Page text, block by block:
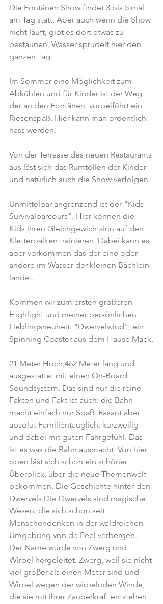
Die Fontänen Show findet 3 bis 5 mal
am Tag statt. Aber auch wenn die Show
nicht läuft, gibt es dort etwas zu
bestaunen, Wasser sprudelt hier den
ganzen Tag.
Im Sommer eine Möglichkeit zum
Abkühlen und für Kinder ist der Weg
der an den Fontänen  vorbeiführt ein
Riesenspaß. Hier kann man ordentlich
nass werden.
Von der Terrasse des neuen Restaurants
aus läst sich das Rumtollen der Kinder
und natürlich auch die Show verfolgen.
Unmittelbar angrenzend ist der "Kids-
Survivalparcours". Hier können die
Kids ihren Gleichgewichtsinn auf den
Kletterbalken trainieren. Dabei kann es
aber vorkommen das der eine oder
andere im Wasser der kleinen Bächlein
landet.
Kommen wir zum ersten größeren
Highlight und meiner persönlichen
Lieblingsneuheit: "Dwervelwind", ein
Spinning Coaster aus dem Hause Mack.
21 Meter Hoch,462 Meter lang und
ausgestattet mit einen On-Board
Soundsystem. Das sind nur die reine
Fakten und Fakt ist auch: die Bahn
macht einfach nur Spaß. Rasant aber
absolut Familientauglich, kurzweilig
und dabei mit guten Fahrgefühl. Das
ist es was die Bahn ausmacht. Von hier
oben läst sich schon ein schöner
Überblick, über die neue Themenwelt
bekommen. Die Geschichte hinter den
Dwervels:Die Dwervels sind magische
Wesen, die sich schon seit
Menschendenken in der waldreichen
Umgebung von de Peel verbergen.
Der Name wurde von Zwerg und
Wirbel hergeleitet. Zwerg, weil sie nicht
viel gröβer als einen Meter sind und
Wirbel wegen der wirbelnden Winde,
die sie mit ihrer Zauberkraft entstehen